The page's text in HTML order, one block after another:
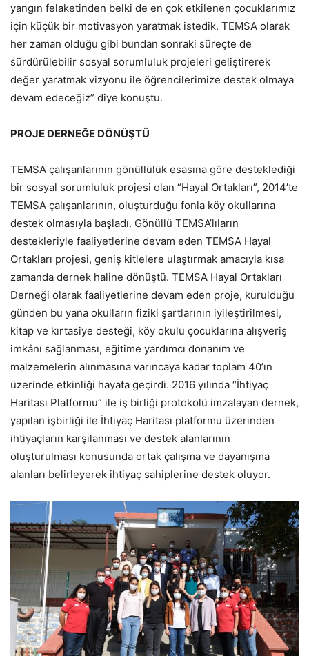
yangın felaketinden belki de en çok etkilenen çocuklarımız
için küçük bir motivasyon yaratmak istedik. TEMSA olarak
her zaman olduğu gibi bundan sonraki süreçte de
sürdürülebilir sosyal sorumluluk projeleri geliştirerek
değer yaratmak vizyonu ile öğrencilerimize destek olmaya
devam edeceğiz” diye konuştu.
PROJE DERNEĞE DÖNÜŞTÜ
TEMSA çalışanlarının gönüllülük esasına göre desteklediği
bir sosyal sorumluluk projesi olan “Hayal Ortakları”, 2014’te
TEMSA çalışanlarının, oluşturduğu fonla köy okullarına
destek olmasıyla başladı. Gönüllü TEMSA’lıların
destekleriyle faaliyetlerine devam eden TEMSA Hayal
Ortakları projesi, geniş kitlelere ulaştırmak amacıyla kısa
zamanda dernek haline dönüştü. TEMSA Hayal Ortakları
Derneği olarak faaliyetlerine devam eden proje, kurulduğu
günden bu yana okulların fiziki şartlarının iyileştirilmesi,
kitap ve kırtasiye desteği, köy okulu çocuklarına alışveriş
imkânı sağlanması, eğitime yardımcı donanım ve
malzemelerin alınmasına varıncaya kadar toplam 40’ın
üzerinde etkinliği hayata geçirdi. 2016 yılında “İhtiyaç
Haritası Platformu” ile iş birliği protokolü imzalayan dernek,
yapılan işbirliği ile İhtiyaç Haritası platformu üzerinden
ihtiyaçların karşılanması ve destek alanlarının
oluşturulması konusunda ortak çalışma ve dayanışma
alanları belirleyerek ihtiyaç sahiplerine destek oluyor.